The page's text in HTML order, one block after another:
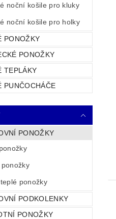
noční košile pro kluky
noční košile pro holky
PONOŽKY
PONOŽKY
TEPLÁKY
PUNČOCHÁČE
PONOŽKY
ponožky
PODKOLENKY
PONOŽKY